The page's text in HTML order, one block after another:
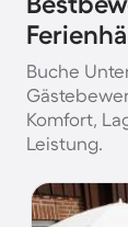
Buche
Komfort,
Leistung.